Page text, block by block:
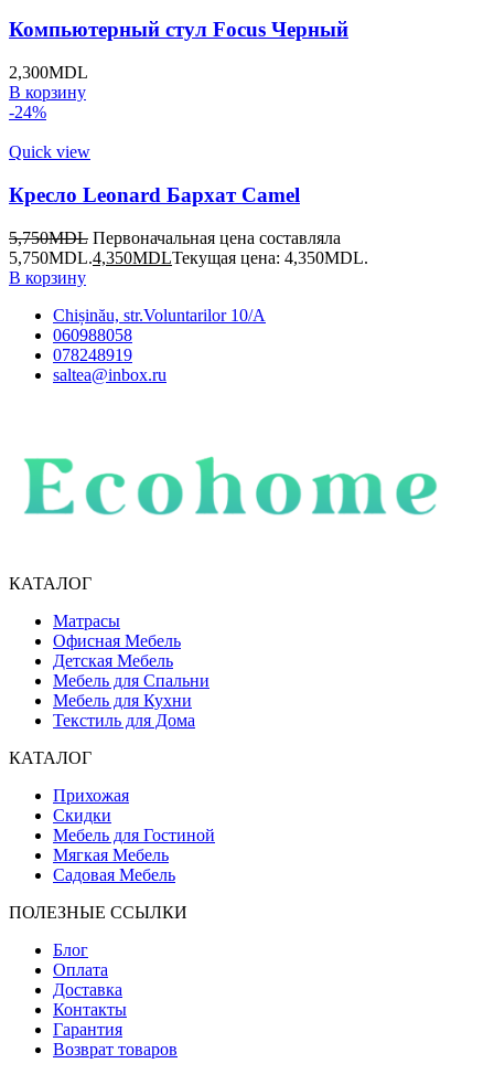
Компьютерный стул Focus Черный
2,300MDL
В корзину
-24%
Quick view
Кресло Leonard Бархат Camel
5,750MDL Первоначальная цена составляла
5,750MDL.4,350MDLТекущая цена: 4,350MDL.
В корзину
Chișinău, str.Voluntarilor 10/A
060988058
078248919
saltea@inbox.ru
КАТАЛОГ
Матрасы
Офисная Мебель
Детская Мебель
Мебель для Спальни
Мебель для Кухни
Текстиль для Дома
КАТАЛОГ
Прихожая
Скидки
Мебель для Гостиной
Мягкая Мебель
Садовая Мебель
ПОЛЕЗНЫЕ ССЫЛКИ
Блог
Оплата
Доставка
Контакты
Гарантия
Возврат товаров